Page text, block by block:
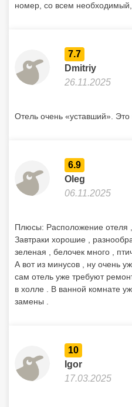
номер, со всем
7.7
Dmitriy
26.11.2025
Отель очень «уставший». Это
6.9
Oleg
06.11.2025
Плюсы: Расположение отеля ,
Завтраки хорошие ,
зеленая , белочек много ,
А вот из минусов , ну очень
сам отель уже требуют
в холле . В ванной комнате
замены .
10
Igor
17.03.2025